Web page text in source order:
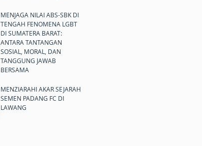
MENJAGA NILAI ABS-SBK DI
TENGAH FENOMENA LGBT
DI SUMATERA BARAT:
ANTARA TANTANGAN
SOSIAL, MORAL, DAN
TANGGUNG JAWAB
BERSAMA
MENZIARAHI AKAR SEJARAH
SEMEN PADANG FC DI
LAWANG